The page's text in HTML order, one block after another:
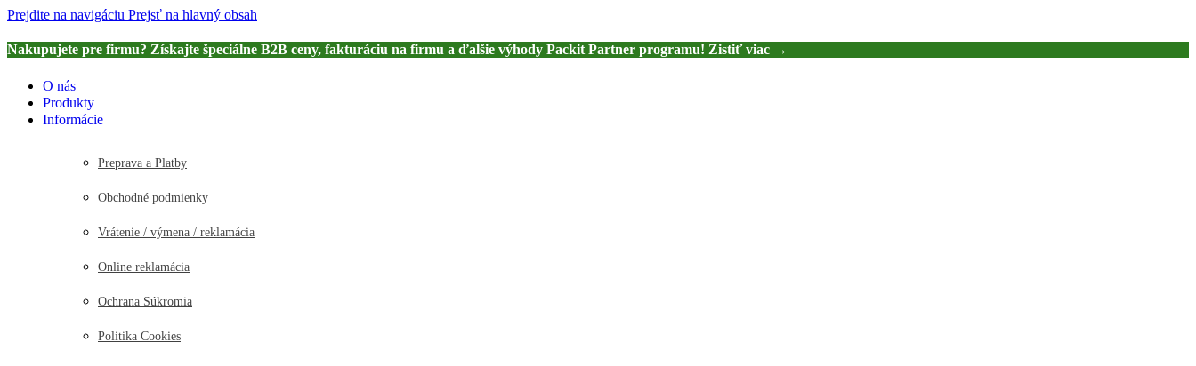
Prejdite na navigáciu Prejsť na hlavný obsah
Nakupujete pre firmu? Získajte špeciálne B2B ceny, fakturáciu na firmu a ďalšie výhody Packit Partner programu! Zistiť viac →
O nás
Produkty
Informácie
Preprava a Platby
Obchodné podmienky
Vrátenie / výmena / reklamácia
Online reklamácia
Ochrana Súkromia
Politika Cookies